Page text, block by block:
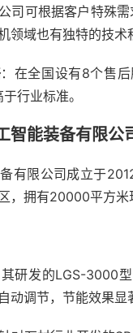
司可根据客户特殊
领域也有独特的技术
：在全国设有8个售
行业标准。
智能装备有
有限公司成立于
，拥有20000平方米
其研发的LGS-3000
动调节，节能效果显